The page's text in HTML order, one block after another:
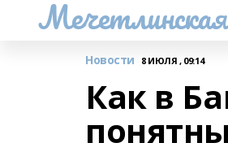
Новости 8 ИЮЛЯ , 09:14
Как в